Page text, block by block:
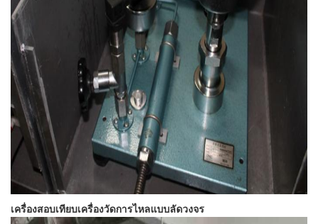
เครื่องสอบเทียบเครื่องวัดการไหลแบบลัดวงจร